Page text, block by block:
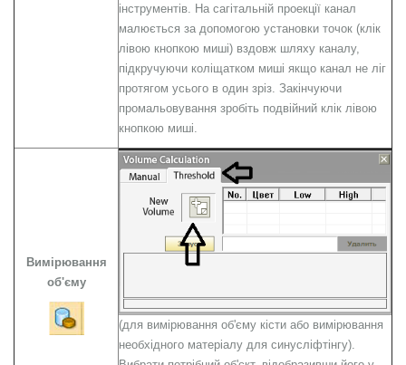
інструментів. На сагітальній проекції канал
малюється за допомогою установки точок (клік
лівою кнопкою миші) вздовж шляху каналу,
підкручуючи коліщатком миші якщо канал не ліг
протягом усього в один зріз. Закінчуючи
промальовування зробіть подвійний клік лівою
кнопкою миші.
Вимірювання
об'єму
(для вимірювання об'єму кісти або вимірювання
необхідного матеріалу для синусліфтінгу).